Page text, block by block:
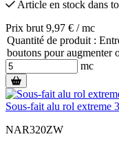
Article en stock dans
Prix brut 9,97 € / mc
Quantité de produit :
boutons pour augmenter
mc
Sous-fait alu rol extreme
NAR320ZW